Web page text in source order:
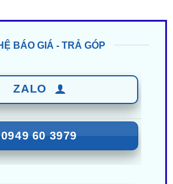
0949 60 3979